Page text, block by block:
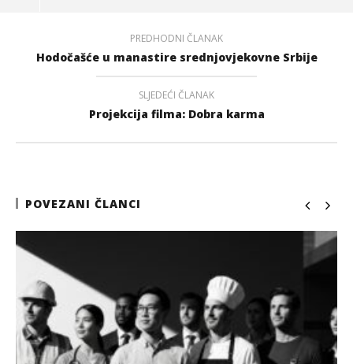
PREDHODNI ČLANAK
Hodočašće u manastire srednjovjekovne Srbije
SLJEDEĆI ČLANAK
Projekcija filma: Dobra karma
POVEZANI ČLANCI